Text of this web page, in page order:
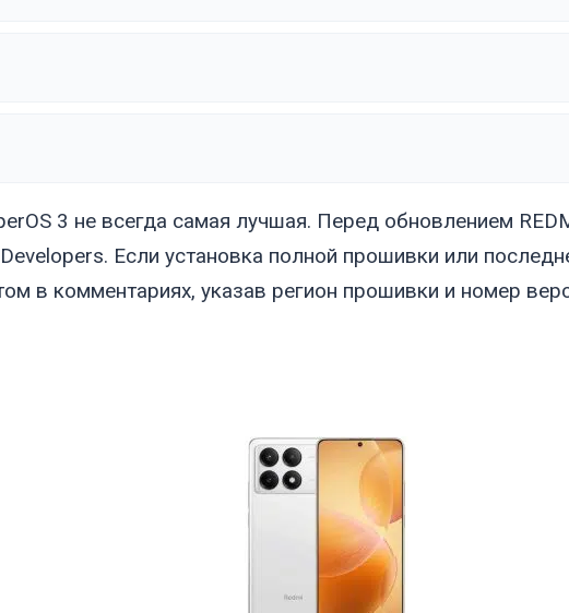
3 не всегда самая лучшая. Перед обновлением
Если установка полной прошивки или
в комментариях, указав регион прошивки и номер